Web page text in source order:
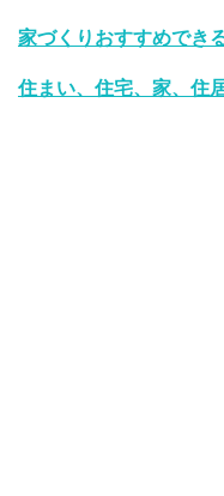
家づくりおすすめでき
住まい、住宅、家、住